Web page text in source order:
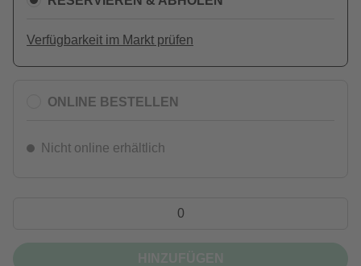
Verfügbarkeit im Markt prüfen
ONLINE BESTELLEN
Nicht online erhältlich